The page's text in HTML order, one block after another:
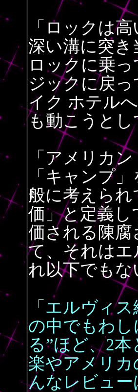
「ロックは
深い溝に突
ロックに乗
ジックに戻
イク ホテル
も動こうと
「アメリカ
「キャンプ
般に考えら
価」と定義
価される陳
て、それは
れ以下でもな
「エルヴィ
の中でもわ
る”ほど、2
楽やアメリ
んなレビュ